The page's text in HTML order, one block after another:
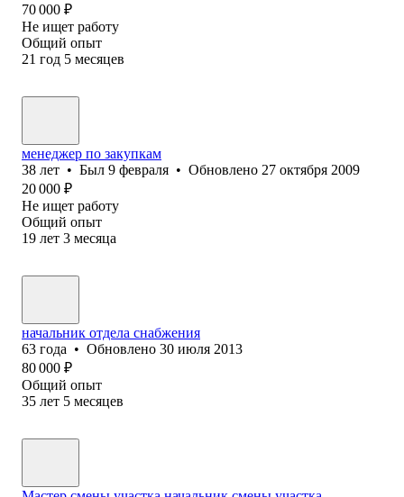
70 000 ₽
Не ищет работу
Общий опыт
21 год 5 месяцев
менеджер по закупкам
38 лет • Был 9 февраля • Обновлено 27 октября 2009
20 000 ₽
Не ищет работу
Общий опыт
19 лет 3 месяца
начальник отдела снабжения
63 года • Обновлено 30 июля 2013
80 000 ₽
Общий опыт
35 лет 5 месяцев